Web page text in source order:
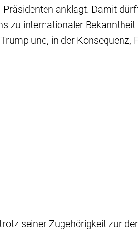
Präsidenten anklagt. Damit
zu internationaler Bekanntheit
und, in der Konsequenz,
seiner Zugehörigkeit zur